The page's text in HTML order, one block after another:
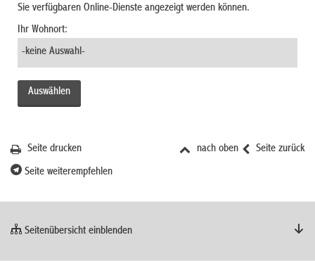
Sie verfügbaren Online-Dienste angezeigt werden können.
Ihr Wohnort:
Seite zurück
nach oben
Seite drucken
Seite weiterempfehlen
Seitenübersicht einblenden